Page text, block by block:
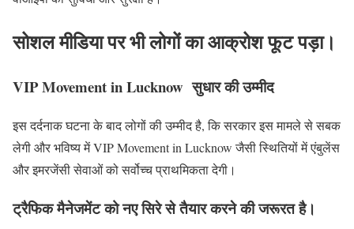
सोशल मीडिया पर भी लोगों का आक्रोश फूट पड़ा।
VIP Movement in Lucknow सुधार की उम्मीद
इस दर्दनाक घटना के बाद लोगों की उम्मीद है, कि सरकार इस मामले से सबक
लेगी और भविष्य में VIP Movement in Lucknow जैसी स्थितियों में एंबुलेंस
और इमरजेंसी सेवाओं को सर्वोच्च प्राथमिकता देगी।
ट्रैफिक मैनेजमेंट को नए सिरे से तैयार करने की जरूरत है।